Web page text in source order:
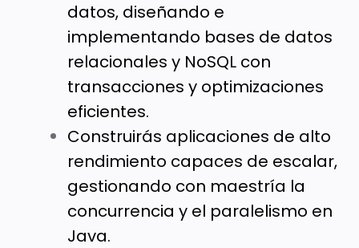
datos, diseñando e
implementando bases de datos
relacionales y NoSQL con
transacciones y optimizaciones
eficientes.
Construirás aplicaciones de alto
rendimiento capaces de escalar,
gestionando con maestría la
concurrencia y el paralelismo en
Java.